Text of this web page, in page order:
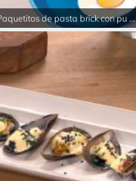
de pasta brick con pu ...